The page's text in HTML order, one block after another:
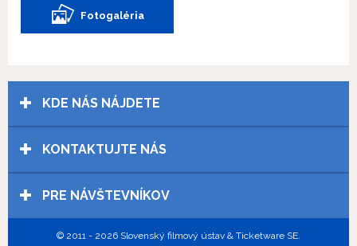
Fotogaléria
KDE NÁS NÁJDETE
KONTAKTUJTE NÁS
PRE NÁVŠTEVNÍKOV
© 2011 - 2026 Slovenský filmový ústav & Ticketware SE.